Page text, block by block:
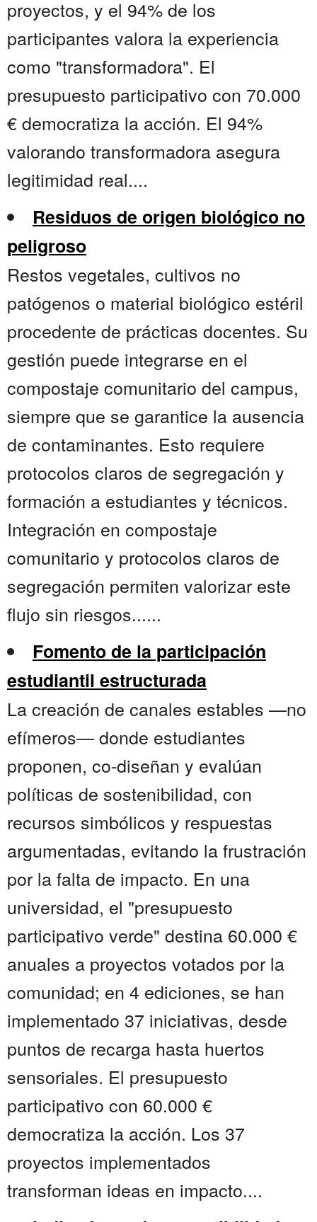
proyectos, y el 94% de los
participantes valora la experiencia
como "transformadora". El
presupuesto participativo con 70.000
€ democratiza la acción. El 94%
valorando transformadora asegura
legitimidad real....
Residuos de origen biológico no
peligroso
Restos vegetales, cultivos no
patógenos o material biológico estéril
procedente de prácticas docentes. Su
gestión puede integrarse en el
compostaje comunitario del campus,
siempre que se garantice la ausencia
de contaminantes. Esto requiere
protocolos claros de segregación y
formación a estudiantes y técnicos.
Integración en compostaje
comunitario y protocolos claros de
segregación permiten valorizar este
flujo sin riesgos......
Fomento de la participación
estudiantil estructurada
La creación de canales estables —no
efímeros— donde estudiantes
proponen, co-diseñan y evalúan
políticas de sostenibilidad, con
recursos simbólicos y respuestas
argumentadas, evitando la frustración
por la falta de impacto. En una
universidad, el "presupuesto
participativo verde" destina 60.000 €
anuales a proyectos votados por la
comunidad; en 4 ediciones, se han
implementado 37 iniciativas, desde
puntos de recarga hasta huertos
sensoriales. El presupuesto
participativo con 60.000 €
democratiza la acción. Los 37
proyectos implementados
transforman ideas en impacto....